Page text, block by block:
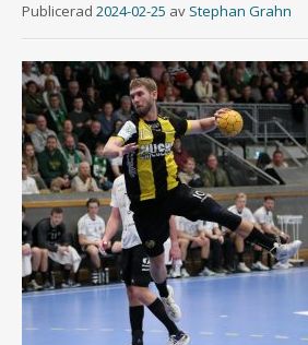
Publicerad 2024-02-25 av Stephan Grahn